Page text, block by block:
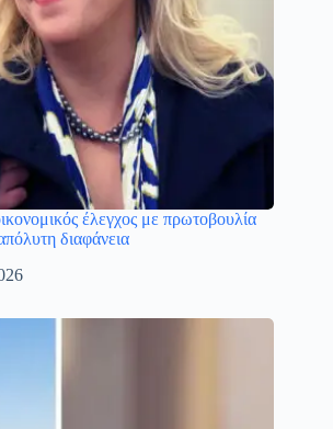
έλεγχος με πρωτοβουλία
διαφάνεια